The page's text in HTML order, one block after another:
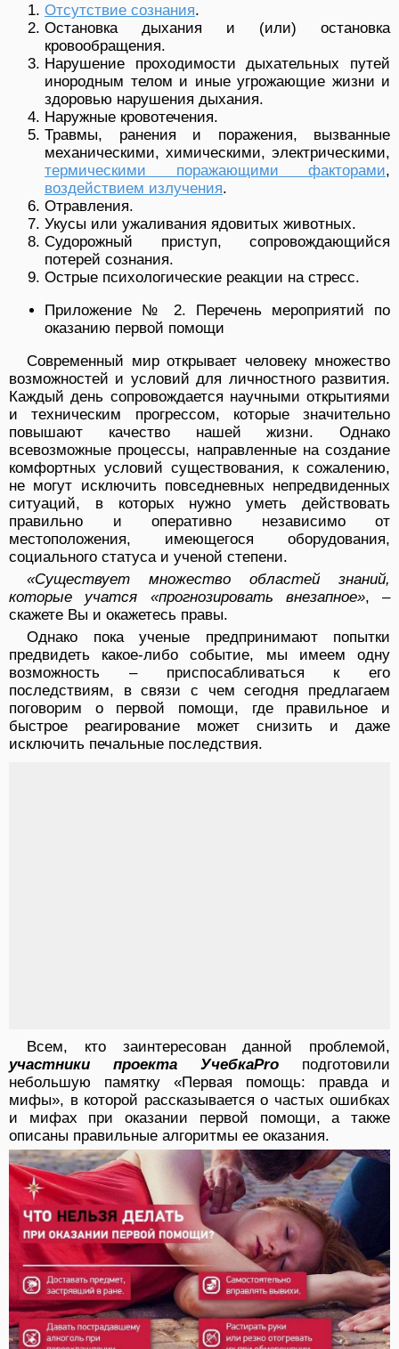
Отсутствие сознания.
Остановка дыхания и (или) остановка
кровообращения.
Нарушение проходимости дыхательных путей
инородным телом и иные угрожающие жизни и
здоровью нарушения дыхания.
Наружные кровотечения.
Травмы, ранения и поражения, вызванные
механическими, химическими, электрическими,
термическими поражающими факторами,
воздействием излучения.
Отравления.
Укусы или ужаливания ядовитых животных.
Судорожный приступ, сопровождающийся
потерей сознания.
Острые психологические реакции на стресс.
Приложение № 2. Перечень мероприятий по
оказанию первой помощи
Современный мир открывает человеку множество
возможностей и условий для личностного развития.
Каждый день сопровождается научными открытиями
и техническим прогрессом, которые значительно
повышают качество нашей жизни. Однако
всевозможные процессы, направленные на создание
комфортных условий существования, к сожалению,
не могут исключить повседневных непредвиденных
ситуаций, в которых нужно уметь действовать
правильно и оперативно независимо от
местоположения, имеющегося оборудования,
социального статуса и ученой степени.
«Существует множество областей знаний,
которые учатся «прогнозировать внезапное», –
скажете Вы и окажетесь правы.
Однако пока ученые предпринимают попытки
предвидеть какое-либо событие, мы имеем одну
возможность – приспосабливаться к его
последствиям, в связи с чем сегодня предлагаем
поговорим о первой помощи, где правильное и
быстрое реагирование может снизить и даже
исключить печальные последствия.
Всем, кто заинтересован данной проблемой,
участники проекта УчебкаPro подготовили
небольшую памятку «Первая помощь: правда и
мифы», в которой рассказывается о частых ошибках
и мифах при оказании первой помощи, а также
описаны правильные алгоритмы ее оказания.